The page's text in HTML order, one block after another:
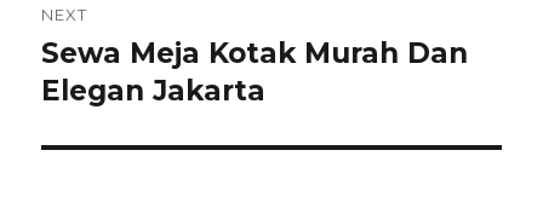
NEXT
Next
post:
Sewa Meja Kotak Murah Dan
Elegan Jakarta